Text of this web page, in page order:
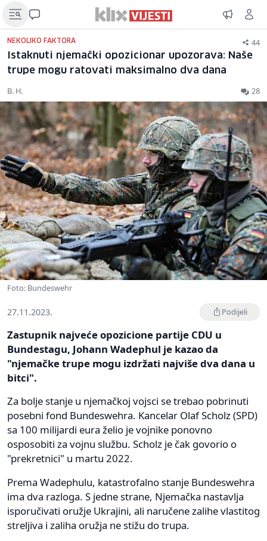
NEKOLIKO FAKTORA 44
Istaknuti njemački opozicionar upozorava: Naše
trupe mogu ratovati maksimalno dva dana
B. H. 28
Foto: Bundeswehr
27.11.2023. Podijeli
Zastupnik najveće opozicione partije CDU u
Bundestagu, Johann Wadephul je kazao da
"njemačke trupe mogu izdržati najviše dva dana u
bitci".
Za bolje stanje u njemačkoj vojsci se trebao pobrinuti
posebni fond Bundeswehra. Kancelar Olaf Scholz (SPD)
sa 100 milijardi eura želio je vojnike ponovno
osposobiti za vojnu službu. Scholz je čak govorio o
"prekretnici" u martu 2022.
Prema Wadephulu, katastrofalno stanje Bundeswehra
ima dva razloga. S jedne strane, Njemačka nastavlja
isporučivati oružje Ukrajini, ali naručene zalihe vlastitog
streljiva i zaliha oružja ne stižu do trupa.